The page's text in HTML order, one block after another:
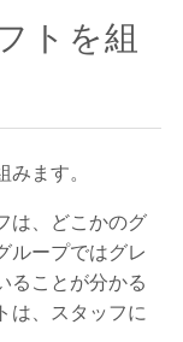
トを組
ます。
は、どこかのグ
ループではグレ
ることが分かる
は、スタッフに